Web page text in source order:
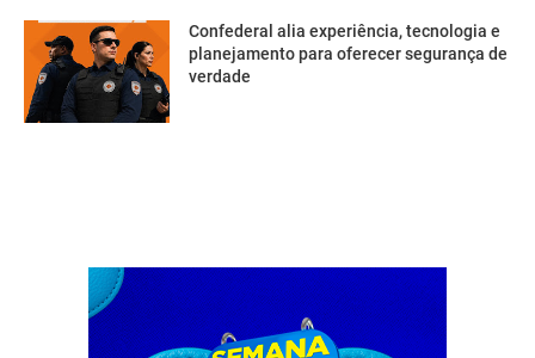
Confederal alia experiência, tecnologia e
planejamento para oferecer segurança de
verdade